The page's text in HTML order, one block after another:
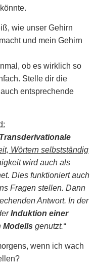
könnte.
wie unser Gehirn
und mein Gehirn
ob es wirklich so
Stelle dir die
entsprechende
Transderivationale
Wörtern selbstständig
wird auch als
Dies funktioniert auch
Fragen stellen. Dann
Antwort. In der
Induktion einer
Modells genutzt.“
wenn ich wach